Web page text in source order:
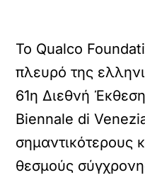
Το Qualco
πλευρό της
61η Διεθνή
Biennale di
σημαντικότερους
θεσμούς